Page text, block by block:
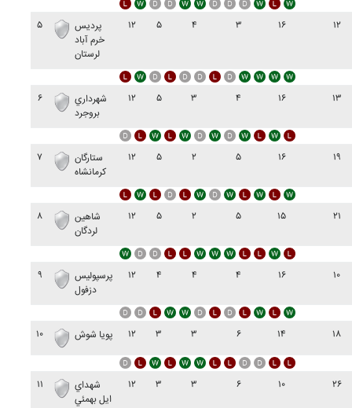
۵
پرديس
خرم آباد
لرستان
۱۲ ۵ ۴ ۳ ۱۶ ۱۲
۶
شهرداري
بروجرد
۱۲ ۵ ۳ ۴ ۱۶ ۱۳
۷
ستارگان
کرمانشاه
۱۲ ۵ ۲ ۵ ۱۶ ۱۹
۸
شاهين
لردگان
۱۲ ۵ ۲ ۵ ۱۵ ۲۱
۹
پرسپوليس
دزفول
۱۲ ۴ ۴ ۴ ۱۶ ۱۰
۱۰ پويا شوش ۱۲ ۳ ۳ ۶ ۱۴ ۱۸
۱۱
شهداي
ايل بهمئي
۱۲ ۳ ۳ ۶ ۱۰ ۲۶